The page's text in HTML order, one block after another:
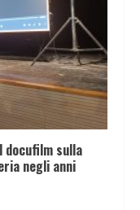
docufilm sulla
negli anni